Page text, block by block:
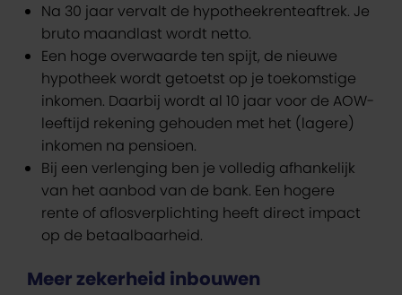
Na 30 jaar vervalt de hypotheekrenteaftrek. Je
bruto maandlast wordt netto.
Een hoge overwaarde ten spijt, de nieuwe
hypotheek wordt getoetst op je toekomstige
inkomen. Daarbij wordt al 10 jaar voor de AOW-
leeftijd rekening gehouden met het (lagere)
inkomen na pensioen.
Bij een verlenging ben je volledig afhankelijk
van het aanbod van de bank. Een hogere
rente of aflosverplichting heeft direct impact
op de betaalbaarheid.
Meer zekerheid inbouwen